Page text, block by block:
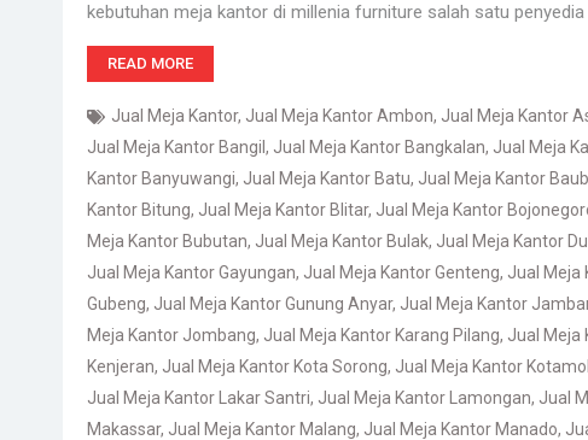
kebutuhan meja kantor di millenia furniture salah satu penyedia
READ MORE
Jual Meja Kantor, Jual Meja Kantor Ambon, Jual Meja Kantor
Jual Meja Kantor Bangil , Jual Meja Kantor Bangkalan, Jual Meja
Kantor Banyuwangi, Jual Meja Kantor Batu, Jual Meja Kantor
Kantor Bitung, Jual Meja Kantor Blitar, Jual Meja Kantor
Meja Kantor Bubutan, Jual Meja Kantor Bulak, Jual Meja Kantor
Jual Meja Kantor Gayungan, Jual Meja Kantor Genteng, Jual Meja
Gubeng, Jual Meja Kantor Gunung Anyar, Jual Meja Kantor
Meja Kantor Jombang, Jual Meja Kantor Karang Pilang, Jual Meja
Kenjeran, Jual Meja Kantor Kota Sorong, Jual Meja Kantor
Jual Meja Kantor Lakar Santri, Jual Meja Kantor Lamongan, Jual
Makassar, Jual Meja Kantor Malang, Jual Meja Kantor Manado,